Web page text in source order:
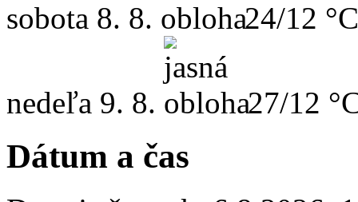
sobota 8. 8. 24/12 °C
nedeľa 9. 8. 27/12
Dátum a čas